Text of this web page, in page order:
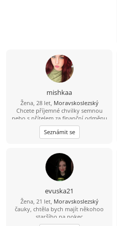
mishkaa
Žena, 28 let, Moravskoslezský
Chcete příjemné chvilky semnou
nebo s přítelem za finanční odměnu
napište
Seznámit se
evuska21
Žena, 21 let, Moravskoslezský
čauky, chtěla bych majít někohoo
staršího na pokec